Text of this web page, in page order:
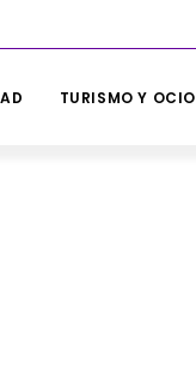
TURISMO Y OCIO